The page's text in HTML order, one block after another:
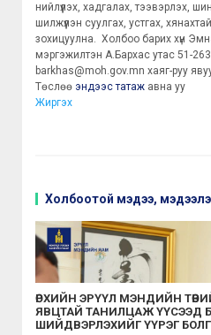
нийлүүлэх, хадгалах, тээвэрлэх,
шилжүүлэн суулгах, устгах,
зохицуулна. Холбоо барих хүн
мэргэжилтэн А.Бархас утас 51-
barkhas@moh.gov.mn хаяг-руу
Төслөө эндээс татаж авна уу
Жиргэх
Холбоотой мэдээ,
ӨРХИЙН ЭРҮҮЛ МЭНДИЙН
ЯВЦТАЙ ТАНИЛЦАЖ ҮҮСЭЭД
ШИЙДВЭРЛЭХИЙГ ҮҮРЭГ